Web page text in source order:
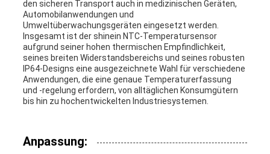
den sicheren Transport auch in medizinischen Geräten,
Automobilanwendungen und
Umweltüberwachungsgeräten eingesetzt werden.
Insgesamt ist der shinein NTC-Temperatursensor
aufgrund seiner hohen thermischen Empfindlichkeit,
seines breiten Widerstandsbereichs und seines robusten
IP64-Designs eine ausgezeichnete Wahl für verschiedene
Anwendungen, die eine genaue Temperaturerfassung
und -regelung erfordern, von alltäglichen Konsumgütern
bis hin zu hochentwickelten Industriesystemen.
Anpassung: